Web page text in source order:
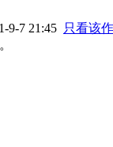
9-7 21:45 只看该